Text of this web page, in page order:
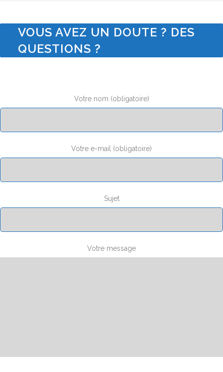
VOUS AVEZ UN DOUTE ? DES
QUESTIONS ?
Votre nom (obligatoire)
Votre e-mail (obligatoire)
Sujet
Votre message